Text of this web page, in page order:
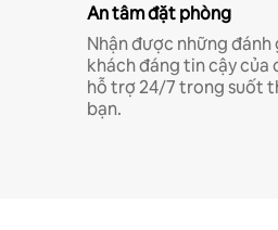
An tâm đặt phòng
Nhận được những
khách đáng tin cậy của
hỗ trợ 24/7 trong suốt
bạn.